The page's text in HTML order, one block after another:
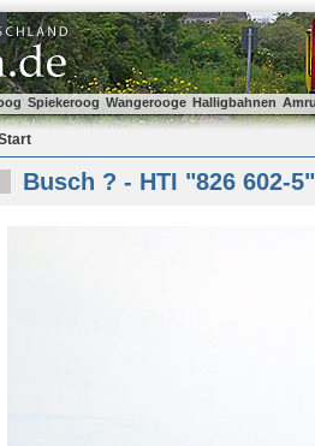
Spiekeroog Wangerooge Halligbahnen
Busch ? - HTI "826 602-5"